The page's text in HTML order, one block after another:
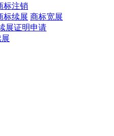
标注销
标续展 商标宽展
展证明申请